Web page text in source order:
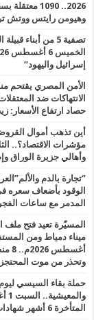
وهيومن رايتس ووتش
تصفية 5 من
إسرائيل واليهود”
الأمن المصري يقتحم
حصاد ارتفاع الأسعار:
أين تذهب أموال
وأهالي جزيرة الوراق
المدمر مع ساعات الفجر بقوة 5.6 درجات وتوابع مرعبة
وتحذر من موت
حملة بقاء السيسي ليوم
المتأخرة 6 أشهر شهادات مُحْزِنة لأصحاب المعاشات والعيش على الكفاف